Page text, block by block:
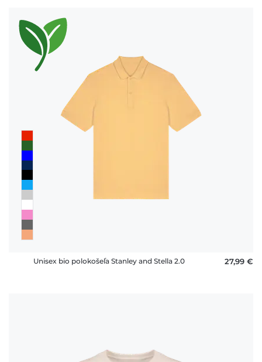
Unisex bio polokošeľa Stanley and Stella 2.0 27,99 €